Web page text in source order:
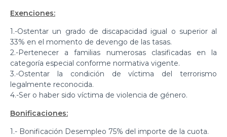
Exenciones:
1.-Ostentar un grado de discapacidad igual o superior al
33% en el momento de devengo de las tasas.
2.-Pertenecer a familias numerosas clasificadas en la
categoría especial conforme normativa vigente.
3.-Ostentar la condición de víctima del terrorismo
legalmente reconocida.
4.-Ser o haber sido víctima de violencia de género.
Bonificaciones:
1.- Bonificación Desempleo 75% del importe de la cuota.